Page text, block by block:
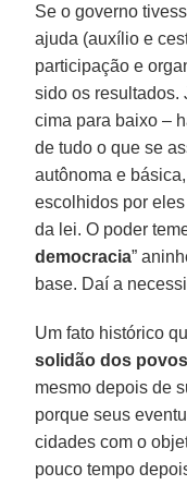
Se o governo
ajuda (auxílio e
participação e
sido os resultados.
cima para baixo –
de tudo o que se
autônoma e
escolhidos por
da lei. O poder
democracia”
base. Daí a
Um fato histórico
solidão dos
mesmo depois de
porque seus
cidades com o
pouco tempo